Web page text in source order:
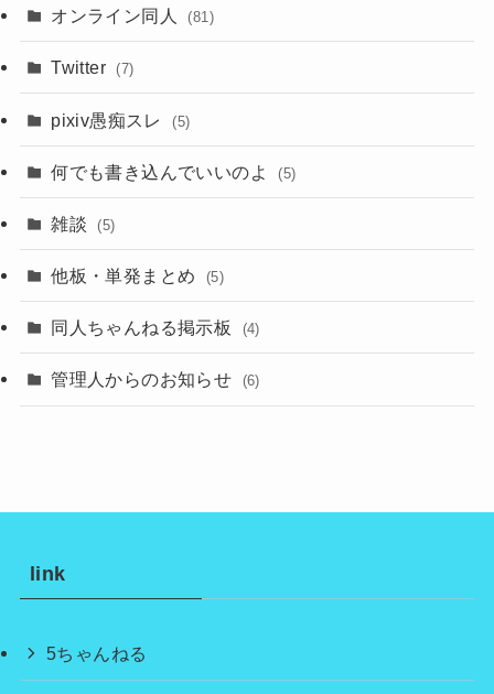
オンライン同人 (81)
Twitter (7)
pixiv愚痴スレ (5)
何でも書き込んでいいのよ (5)
雑談 (5)
他板・単発まとめ (5)
同人ちゃんねる掲示板 (4)
管理人からのお知らせ (6)
link
5ちゃんねる